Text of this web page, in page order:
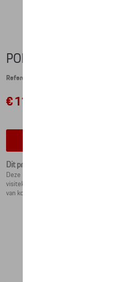
PORTEMONNEE HEREN
Referentie: WAP0300200NGBH
€ 110,84
Dit product is momenteel niet op stock
Deze portefeuille biedt ruimte voor contant
visitekaarten. Het metalen Porsche Crest is
van koeienhuid.